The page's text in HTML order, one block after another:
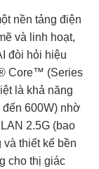
nền tảng điện
và linh hoạt,
đòi hỏi hiệu
Core™ (Series
là khả năng
600W) nhờ
2.5G (bao
và thiết kế bền
cho thị giác